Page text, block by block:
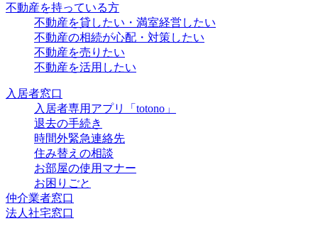
不動産を持っている方
不動産を貸したい・満室経営したい
不動産の相続が心配・対策したい
不動産を売りたい
不動産を活用したい
入居者窓口
入居者専用アプリ「totono」
退去の手続き
時間外緊急連絡先
住み替えの相談
お部屋の使用マナー
お困りごと
仲介業者窓口
法人社宅窓口